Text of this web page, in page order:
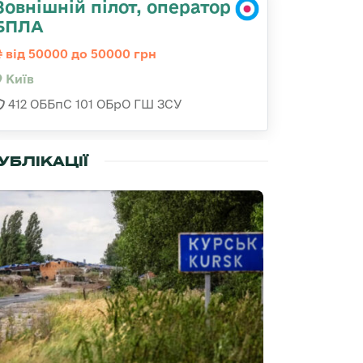
пілот, оператор
від 50000 до 50000 грн
Київ
412 ОББпС 101 ОБрО ГШ ЗСУ